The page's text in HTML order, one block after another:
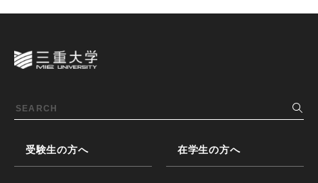
受験生の方へ 在学生の方へ